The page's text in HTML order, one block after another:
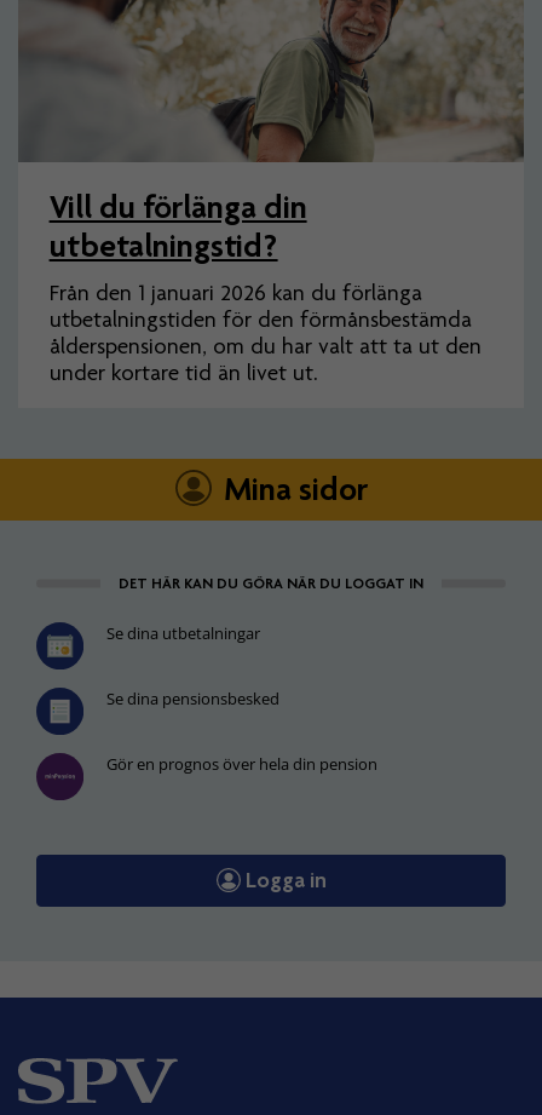
Vill du förlänga din
utbetalningstid?
Från den 1 januari 2026 kan du förlänga
utbetalningstiden för den förmånsbestämda
ålderspensionen, om du har valt att ta ut den
under kortare tid än livet ut.
Mina sidor
DET HÄR KAN DU GÖRA NÄR DU LOGGAT IN
Se dina utbetalningar
Se dina pensionsbesked
Gör en prognos över hela din pension
Logga in